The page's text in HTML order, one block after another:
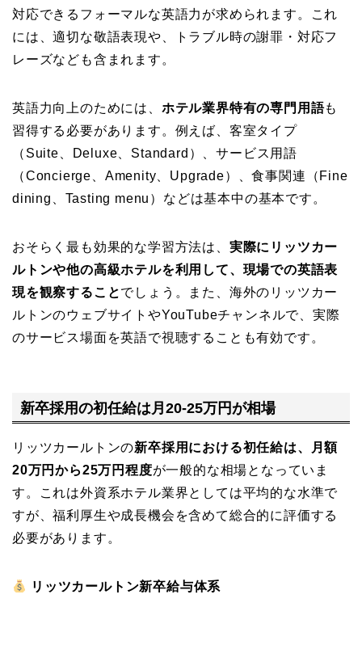
対応できるフォーマルな英語力が求められます。これ
には、適切な敬語表現や、トラブル時の謝罪・対応フ
レーズなども含まれます。
英語力向上のためには、 ホテル業界特有の専門用語も
習得する必要があります。例えば、客室タイプ
（Suite、Deluxe、Standard）、サービス用語
（Concierge、Amenity、Upgrade）、食事関連（Fine
dining、Tasting menu）などは基本中の基本です。
おそらく最も効果的な学習方法は、 実際にリッツカー
ルトンや他の高級ホテルを利用して、現場での英語表
現を観察することでしょう。また、海外のリッツカー
ルトンのウェブサイトやYouTubeチャンネルで、実際
のサービス場面を英語で視聴することも有効です。
新卒採用の初任給は月20-25万円が相場
リッツカールトンの新卒採用における初任給は、月額
20万円から25万円程度が一般的な相場となっていま
す。これは外資系ホテル業界としては平均的な水準で
すが、福利厚生や成長機会を含めて総合的に評価する
必要があります。
リッツカールトン新卒給与体系